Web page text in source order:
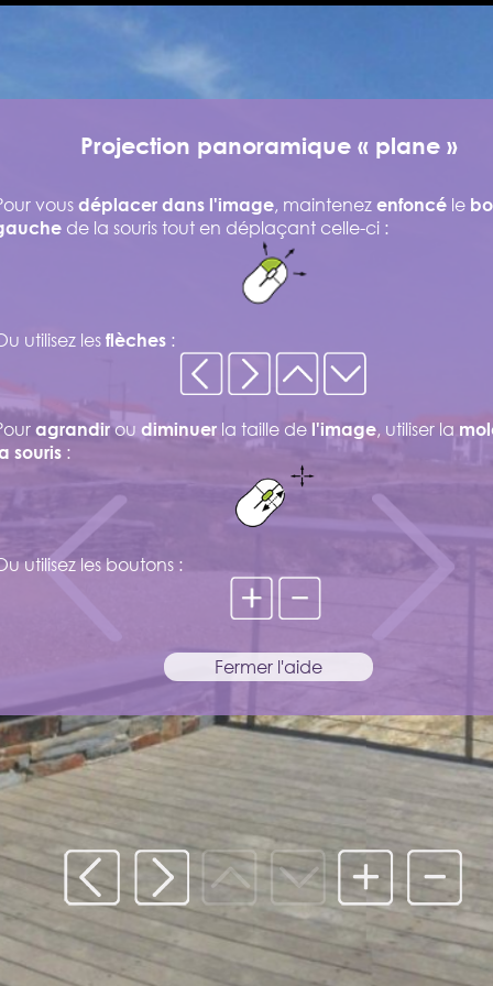
Projection panoramique « plane »
vous déplacer dans l'image, maintenez enfoncé le
de la souris tout en déplaçant celle-ci :
utilisez les flèches :
agrandirou diminuer la taille de l'image, utiliser la
souris :
utilisez les boutons :
Fermer l'aide